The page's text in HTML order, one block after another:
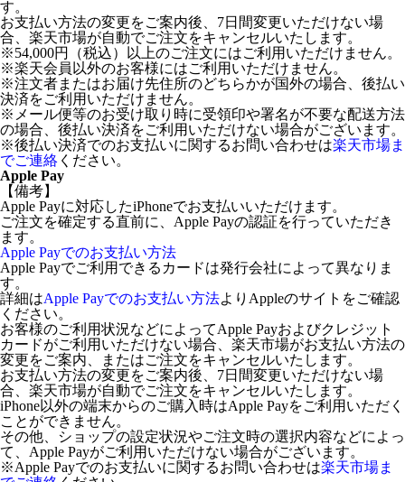
す。
お支払い方法の変更をご案内後、7日間変更いただけない場
合、楽天市場が自動でご注文をキャンセルいたします。
※54,000円（税込）以上のご注文にはご利用いただけません。
※楽天会員以外のお客様にはご利用いただけません。
※注文者またはお届け先住所のどちらかが国外の場合、後払い
決済をご利用いただけません。
※メール便等のお受け取り時に受領印や署名が不要な配送方法
の場合、後払い決済をご利用いただけない場合がございます。
※後払い決済でのお支払いに関するお問い合わせは楽天市場ま
でご連絡 ください。
Apple Pay
【備考】
Apple Payに対応したiPhoneでお支払いいただけます。
ご注文を確定する直前に、Apple Payの認証を行っていただき
ます。
Apple Payでのお支払い方法
Apple Payでご利用できるカードは発行会社によって異なりま
す。
詳細はApple Payでのお支払い方法よりAppleのサイトをご確認
ください。
お客様のご利用状況などによってApple Payおよびクレジット
カードがご利用いただけない場合、楽天市場がお支払い方法の
変更をご案内、またはご注文をキャンセルいたします。
お支払い方法の変更をご案内後、7日間変更いただけない場
合、楽天市場が自動でご注文をキャンセルいたします。
iPhone以外の端末からのご購入時はApple Payをご利用いただく
ことができません。
その他、ショップの設定状況やご注文時の選択内容などによっ
て、Apple Payがご利用いただけない場合がございます。
※Apple Payでのお支払いに関するお問い合わせは楽天市場ま